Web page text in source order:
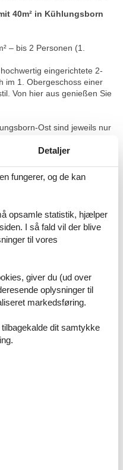
40m² in Kühlungsborn
– bis 2 Personen (1.
eingerichtete 2-
im 1. Obergeschoss einer
Von hier aus genießen Sie
Ost sind jeweils nur
Sie eine Sitzgruppe mit Sofa
sowie eine Essecke. Der
lädt zum Verweilen ein
1,80 m breiten Polster-
Mikrowelle (inkl.
Einstieg.
Detaljer
fungerer, og de kan
opsamle statistik, hjælper
I så fald vil der blive
til vores
giver du (ud over
oplysninger til
markedsføring.
dit samtykke